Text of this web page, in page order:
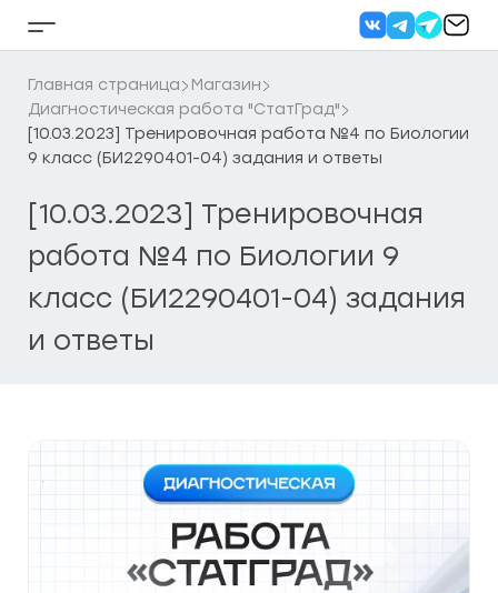
Кнопка
бокового
меню
Главная страница
Магазин
Диагностическая работа "СтатГрад"
[10.03.2023] Тренировочная работа №4 по Биологии
9 класс (БИ2290401-04) задания и ответы
[10.03.2023] Тренировочная
работа №4 по Биологии 9
класс (БИ2290401-04) задания
и ответы